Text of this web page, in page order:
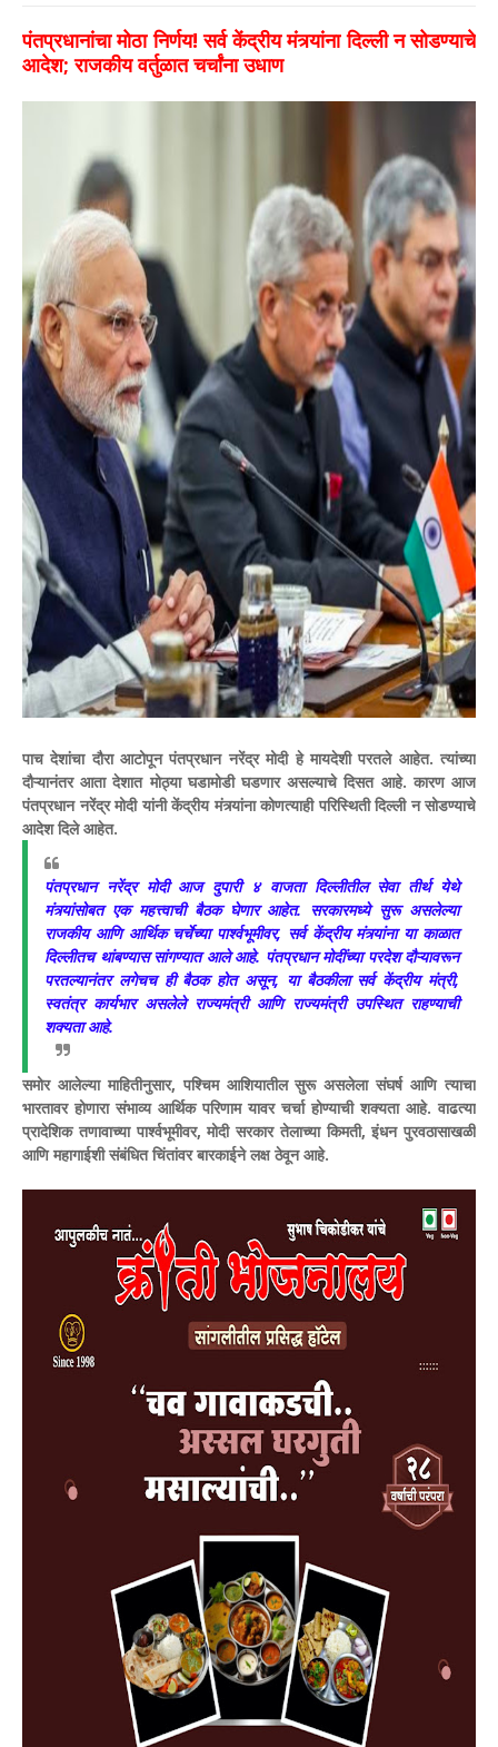
पंतप्रधानांचा मोठा निर्णय! सर्व केंद्रीय मंत्र्यांना दिल्ली न सोडण्याचे
आदेश; राजकीय वर्तुळात चर्चांना उधाण
पाच देशांचा दौरा आटोपून पंतप्रधान नरेंद्र मोदी हे मायदेशी परतले आहेत. त्यांच्या
दौऱ्यानंतर आता देशात मोठ्या घडामोडी घडणार असल्याचे दिसत आहे. कारण आज
पंतप्रधान नरेंद्र मोदी यांनी केंद्रीय मंत्र्यांना कोणत्याही परिस्थिती दिल्ली न सोडण्याचे
आदेश दिले आहेत.
पंतप्रधान नरेंद्र मोदी आज दुपारी ४ वाजता दिल्लीतील सेवा तीर्थ येथे
मंत्र्यांसोबत एक महत्त्वाची बैठक घेणार आहेत. सरकारमध्ये सुरू असलेल्या
राजकीय आणि आर्थिक चर्चेच्या पार्श्वभूमीवर, सर्व केंद्रीय मंत्र्यांना या काळात
दिल्लीतच थांबण्यास सांगण्यात आले आहे. पंतप्रधान मोदींच्या परदेश दौऱ्यावरून
परतल्यानंतर लगेचच ही बैठक होत असून, या बैठकीला सर्व केंद्रीय मंत्री,
स्वतंत्र कार्यभार असलेले राज्यमंत्री आणि राज्यमंत्री उपस्थित राहण्याची
शक्यता आहे.
समोर आलेल्या माहितीनुसार, पश्चिम आशियातील सुरू असलेला संघर्ष आणि त्याचा
भारतावर होणारा संभाव्य आर्थिक परिणाम यावर चर्चा होण्याची शक्यता आहे. वाढत्या
प्रादेशिक तणावाच्या पार्श्वभूमीवर, मोदी सरकार तेलाच्या किमती, इंधन पुरवठासाखळी
आणि महागाईशी संबंधित चिंतांवर बारकाईने लक्ष ठेवून आहे.